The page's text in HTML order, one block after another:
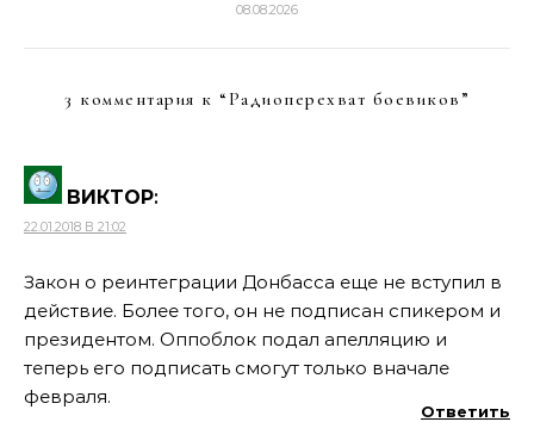
08.08.2026
3 комментария к “ Радиоперехват боевиков ”
ВИКТОР:
22.01.2018 В 21:02
Закон о реинтеграции Донбасса еще не вступил в
действие. Более того, он не подписан спикером и
президентом. Оппоблок подал апелляцию и
теперь его подписать смогут только вначале
февраля.
Ответить